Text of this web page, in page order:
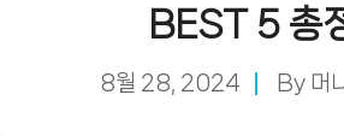
BEST 5 총
8월 28, 2024 By 머